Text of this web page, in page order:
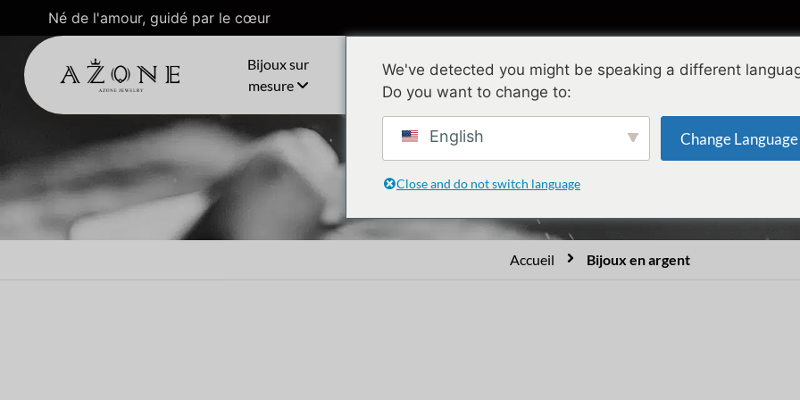
Né de l'amour, guidé par le cœur
Bijoux sur
mesure
Collections Conception Qualité A
Bijoux en argent
Accueil Bijoux en argent
We've detected you might be speaking a different
Do you want to change to:
English Change Language
Close and do not switch language